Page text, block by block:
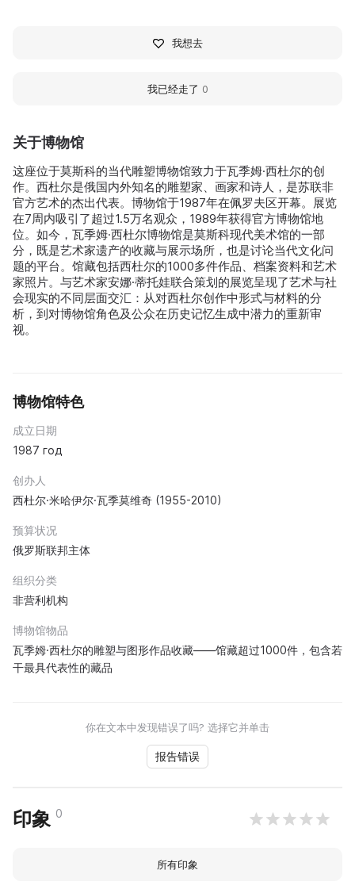
关于博物馆
这座位于莫斯科的当代雕塑博物馆致力于瓦季姆·西杜尔的创
作。西杜尔是俄国内外知名的雕塑家、画家和诗人，是苏联非
官方艺术的杰出代表。博物馆于1987年在佩罗夫区开幕。展览
在7周内吸引了超过1.5万名观众，1989年获得官方博物馆地
位。如今，瓦季姆·西杜尔博物馆是莫斯科现代美术馆的一部
分，既是艺术家遗产的收藏与展示场所，也是讨论当代文化问
题的平台。馆藏包括西杜尔的1000多件作品、档案资料和艺术
家照片。与艺术家安娜·蒂托娃联合策划的展览呈现了艺术与社
会现实的不同层面交汇：从对西杜尔创作中形式与材料的分
析，到对博物馆角色及公众在历史记忆生成中潜力的重新审
视。
博物馆特色
成立日期
1987 год
创办人
西杜尔·米哈伊尔·瓦季莫维奇 (1955-2010)
预算状况
俄罗斯联邦主体
组织分类
非营利机构
博物馆物品
瓦季姆·西杜尔的雕塑与图形作品收藏——馆藏超过1000件，包含若
干最具代表性的藏品
你在文本中发现错误了吗? 选择它并单击
报告错误
印象 0
所有印象
我想去
我已经走了 0